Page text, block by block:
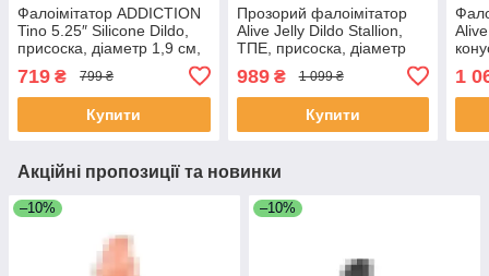
Фалоімітатор ADDICTION
Tino 5.25″ Silicone Dildo,
присоска, діаметр 1,9 см,
SO7754
719 ₴ 799 ₴
Купити
Прозорий фалоімітатор
Alive Jelly Dildo Stallion,
ТПЕ, присоска, діаметр
SO5028
989₴ 1 099 ₴
Купити
1
Акційні пропозиції та новинки
–10% –10%